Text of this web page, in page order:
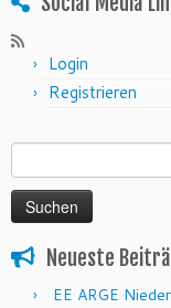
Login
Registrieren
Neueste
EE ARGE